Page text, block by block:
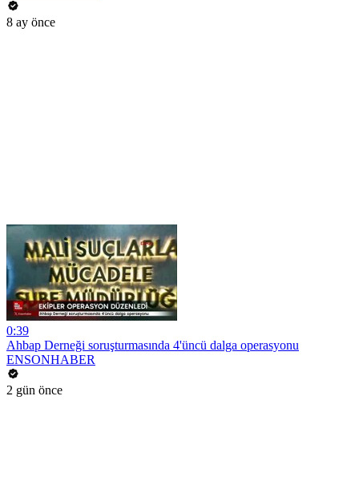
8 ay önce
0:39
Ahbap Derneği soruşturmasında 4'üncü dalga operasyonu
ENSONHABER
2 gün önce